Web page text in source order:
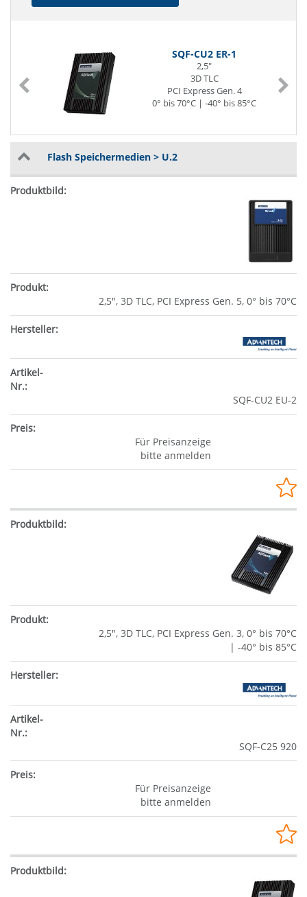
SQF-CU2 ER-1
2,5"
3D TLC
PCI Express Gen. 4
0° bis 70°C | -40° bis 85°C
Flash Speichermedien > U.2
2,5", 3D TLC, PCI Express Gen. 5, 0° bis 70°C
SQF-CU2 EU-2
Für Preisanzeige
bitte anmelden
2,5", 3D TLC, PCI Express Gen. 3, 0° bis 70°C
| -40° bis 85°C
SQF-C25 920
Für Preisanzeige
bitte anmelden